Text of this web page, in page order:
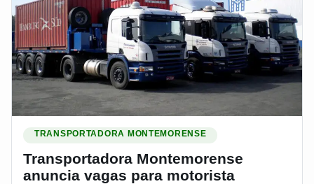
TRANSPORTADORA MONTEMORENSE
Transportadora Montemorense
anuncia vagas para motorista